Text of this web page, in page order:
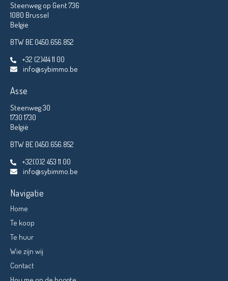
Steenweg op Gent 736
1080 Brussel
Belgie
BTW BE 0450.656.852
+32 (2)414 11 00
info@sybimmo.be
Asse
Steenweg 30
1730 1730
België
BTW BE 0450.656.852
+32(0)2 453 11 00
info@sybimmo.be
Navigatie
Home
Te koop
Te huur
Wie zijn wij
Contact